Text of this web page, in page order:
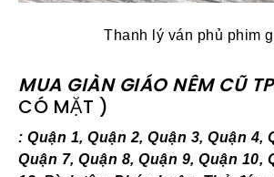
Thanh lý ván phủ phim
MUA GIÀN GIÁO NÊM CŨ
CÓ MẶT )
: Quận 1, Quận 2, Quận 3, Quận 4,
Quận 7, Quận 8, Quận 9, Quận 10,